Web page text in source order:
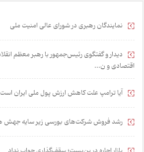
نمایندگان رهبری در شورای عالی امنیت ملی
دیدار و گفتگوی رئیس‌جمهور با رهبر معظم
اقتصادی و ن...
آیا ترامپ علت کاهش ارزش پول ملی ایران
رشد فروش شرکت‌های بورسی زیر سایه جهش